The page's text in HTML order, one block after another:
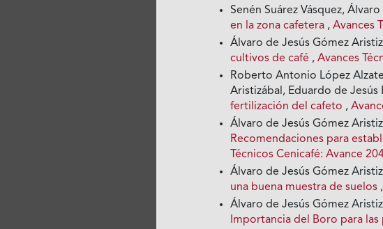
Senén Suárez Vásquez,
en la zona cafetera ,Avances
Álvaro de Jesús Gómez
cultivos de café ,Avances
Roberto Antonio López
Aristizábal, Eduardo de
fertilización del cafeto ,
Álvaro de Jesús Gómez
Recomendaciones para
Técnicos Cenicafé: Avance
Álvaro de Jesús Gómez
una buena muestra de suelos
Álvaro de Jesús Gómez
Importancia del Boro para las